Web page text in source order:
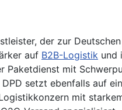
der zur
auf B2B-Logistik und
Paketdienst mit
setzt ebenfalls auf
mit